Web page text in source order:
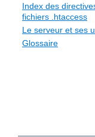
Index des
fichiers .htaccess
Le serveur et ses
Glossaire